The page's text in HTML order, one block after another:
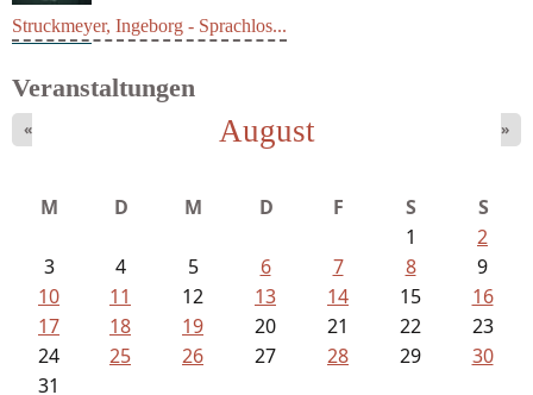
Struckmeyer, Ingeborg - Sprachlos...
Veranstaltungen
August
« »
M D M D F S
S
1
2
3
4 5 6 7 8
9
10
11 12 13 14 15
16
17
18 19 20 21 22
23
24
25 26 27 28 29
30
31